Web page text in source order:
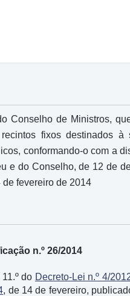
Conselho de Ministros,
fixos destinados
conformando-o com a
e do Conselho, de 12 de
de fevereiro de 2014
n.º 26/2014
do Decreto-Lei n.º 4/
, de 14 de fevereiro,